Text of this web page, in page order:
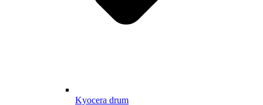
Kyocera drum